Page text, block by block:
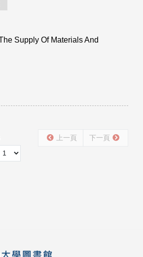
Supply Of Materials And
上一頁 下一頁